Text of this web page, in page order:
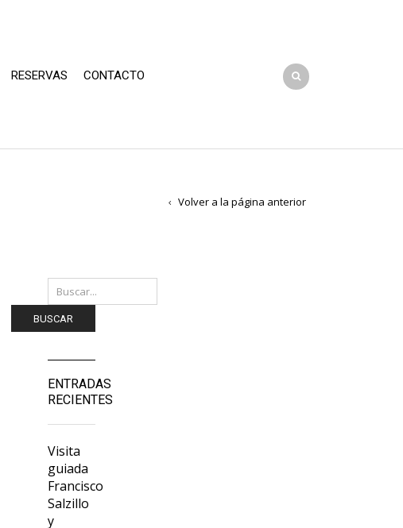
RESERVAS CONTACTO
Volver a la página anterior
BUSCAR
ENTRADAS
RECIENTES
Visita
guiada
Francisco
Salzillo
y